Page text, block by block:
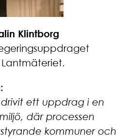
Klintborg
Lantmäteriet.
ett uppdrag i en
där processen
kommuner och